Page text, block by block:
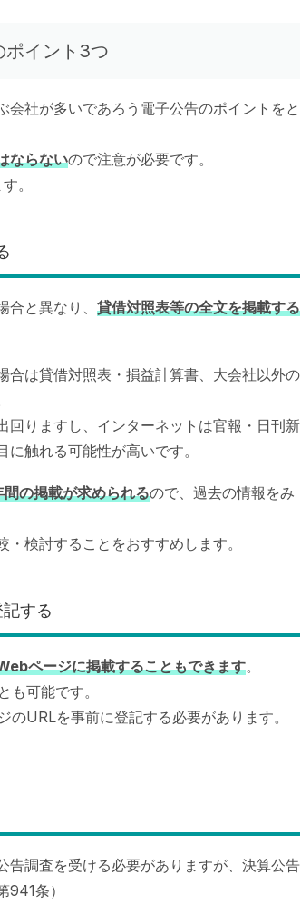
ポイント3つ
社が多いであろう電子公告のポイントをと
ならないので注意が必要です。
。
と異なり、 貸借対照表等の全文を掲載する
合は貸借対照表・損益計算書、大会社以外の
回りますし、インターネットは官報・日刊新
触れる可能性が高いです。
の掲載が求められるので、過去の情報をみ
検討することをおすすめします。
する
ページに掲載することもできます。
可能です。
URLを事前に登記する必要があります。
告調査を受ける必要がありますが、決算公告
条）